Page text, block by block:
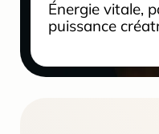
Énergie vitale,
puissance